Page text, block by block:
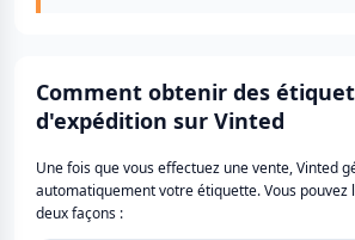
Comment obtenir des
d'expédition sur Vinted
Une fois que vous effectuez une vente, Vinted
automatiquement votre étiquette. Vous pouvez
deux façons :